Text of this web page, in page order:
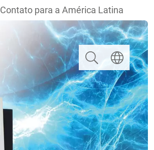
Contato para a América Latina
PesquisarEscolha um